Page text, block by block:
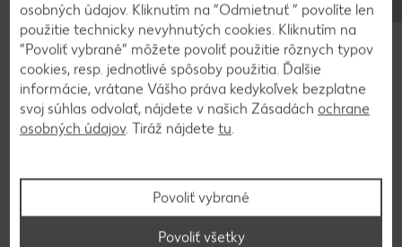
osobných údajov. Kliknutím na “Odmietnuť ” povolíte len
použitie technicky nevyhnutých cookies. Kliknutím na
“Povoliť vybrané” môžete povoliť použitie rôznych typov
cookies, resp. jednotlivé spôsoby použitia. Ďalšie
informácie, vrátane Vášho práva kedykoľvek bezplatne
svoj súhlas odvolať, nájdete v našich Zásadách ochrane
osobných údajov. Tiráž nájdete tu.
Povoliť vybrané
Povoliť všetky